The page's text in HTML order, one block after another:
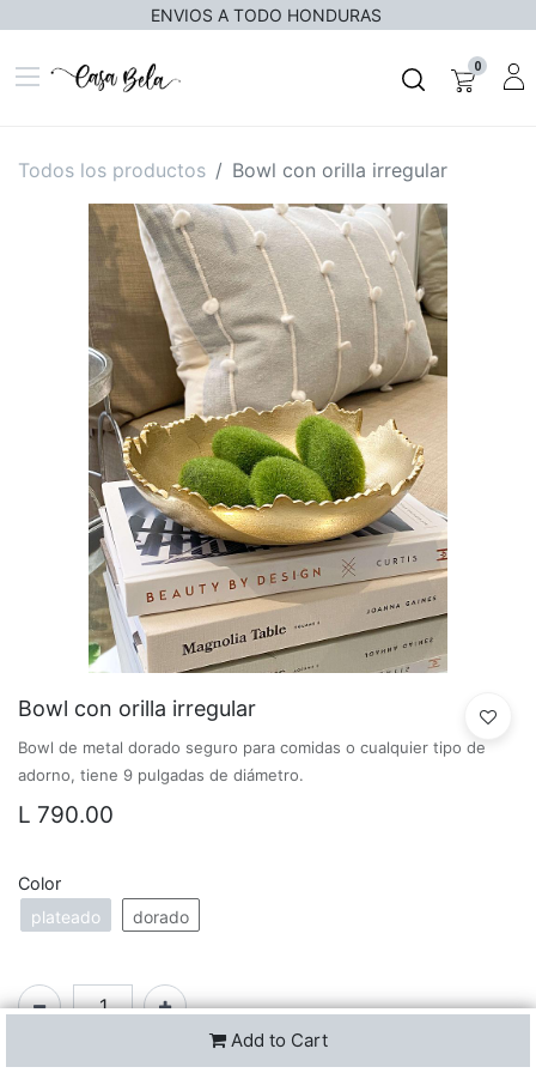
ENVIOS A TODO HONDURAS
0
Todos los productos Bowl con orilla irregular
Bowl con orilla irregular
Bowl de metal dorado seguro para comidas o cualquier tipo de
adorno, tiene 9 pulgadas de diámetro.
L 790.00
Color
plateado
dorado
Add to Cart